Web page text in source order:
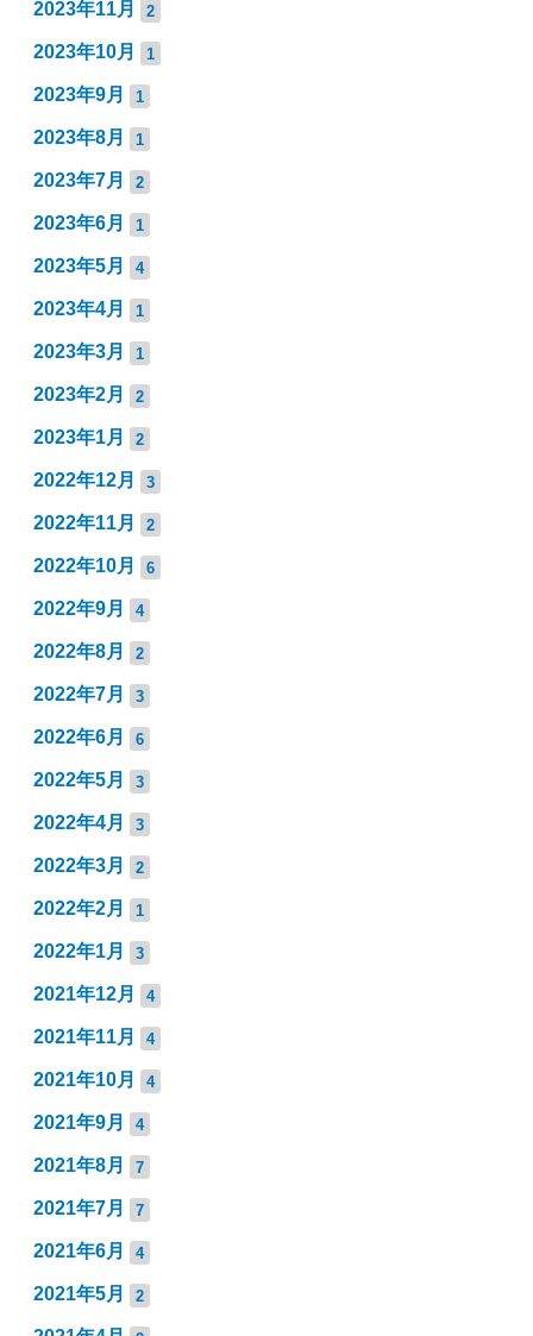
2023年11月 2
2023年10月 1
2023年9月 1
2023年8月 1
2023年7月 2
2023年6月 1
2023年5月 4
2023年4月 1
2023年3月 1
2023年2月 2
2023年1月 2
2022年12月 3
2022年11月 2
2022年10月 6
2022年9月 4
2022年8月 2
2022年7月 3
2022年6月 6
2022年5月 3
2022年4月 3
2022年3月 2
2022年2月 1
2022年1月 3
2021年12月 4
2021年11月 4
2021年10月 4
2021年9月 4
2021年8月 7
2021年7月 7
2021年6月 4
2021年5月 2